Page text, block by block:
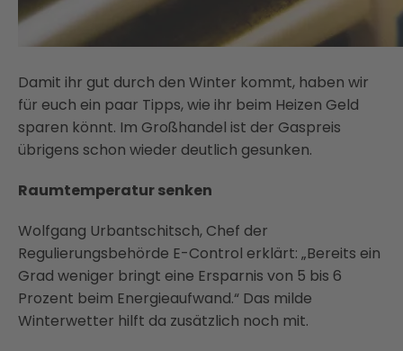
Damit ihr gut durch den Winter kommt, haben wir
für euch ein paar Tipps, wie ihr beim Heizen Geld
sparen könnt. Im Großhandel ist der Gaspreis
übrigens schon wieder deutlich gesunken.
Raumtemperatur senken
Wolfgang Urbantschitsch, Chef der
Regulierungsbehörde E-Control erklärt: „Bereits ein
Grad weniger bringt eine Ersparnis von 5 bis 6
Prozent beim Energieaufwand.“ Das milde
Winterwetter hilft da zusätzlich noch mit.